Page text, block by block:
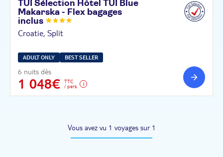
TUI Sélection Hôtel TUI Blue
Makarska - Flex bagages
inclus
Croatie, Split
ADULT ONLY BEST SELLER
6 nuits dès
1 048€
TTC
/ pers.
Vous avez vu 1 voyages sur 1